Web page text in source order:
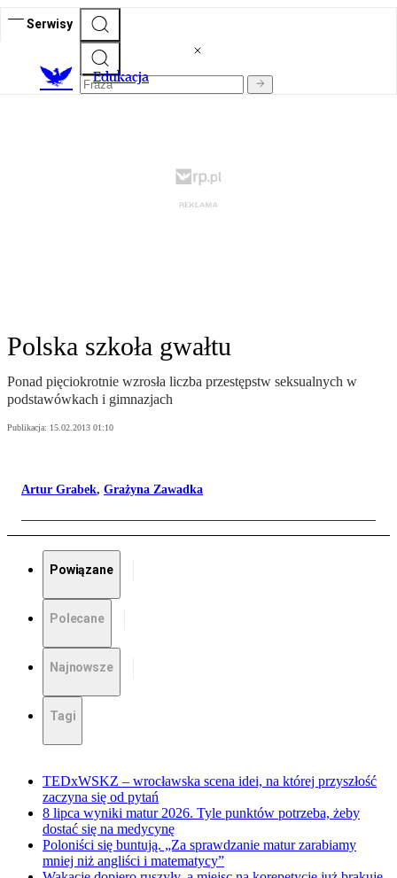
Serwisy
Edukacja
Polska szkoła gwałtu
Ponad pięciokrotnie wzrosła liczba przestępstw seksualnych w
podstawówkach i gimnazjach
Publikacja: 15.02.2013 01:10
Artur Grabek, Grażyna Zawadka
Powiązane
Polecane
Najnowsze
Tagi
TEDxWSKZ – wrocławska scena idei, na której przyszłość
zaczyna się od pytań
8 lipca wyniki matur 2026. Tyle punktów potrzeba, żeby
dostać się na medycynę
Poloniści się buntują. „Za sprawdzanie matur zarabiamy
mniej niż angliści i matematycy”